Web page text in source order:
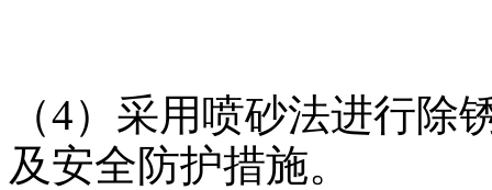
（4）采用喷砂法进行
及安全防护措施。